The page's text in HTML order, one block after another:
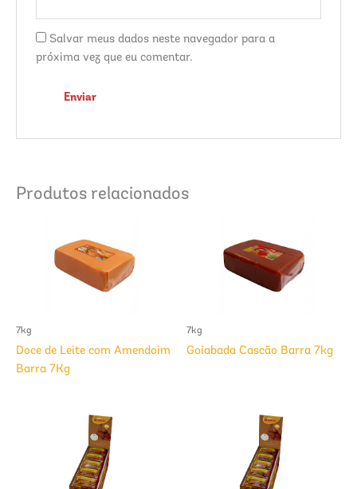
Salvar meus dados neste navegador para a
próxima vez que eu comentar.
Produtos relacionados
7kg
Doce de Leite com Amendoim
Barra 7Kg
7kg
Goiabada Cascão Barra 7kg